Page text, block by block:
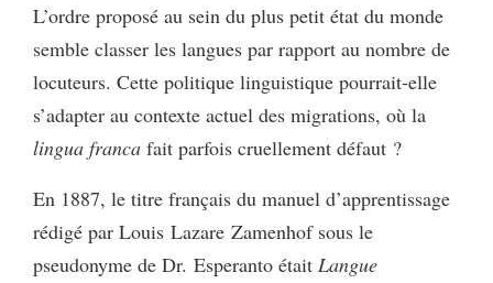
L’ordre proposé au sein du plus petit état du monde
semble classer les langues par rapport au nombre de
locuteurs. Cette politique linguistique pourrait-elle
s’adapter au contexte actuel des migrations, où la
lingua franca fait parfois cruellement défaut ?
En 1887, le titre français du manuel d’apprentissage
rédigé par Louis Lazare Zamenhof sous le
pseudonyme de Dr. Esperanto était Langue